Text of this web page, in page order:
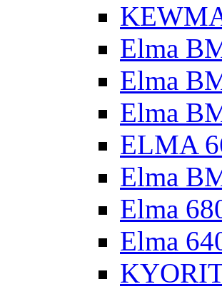
Elma
Elma
Elma
ELMA
Elma
Elma
Elma